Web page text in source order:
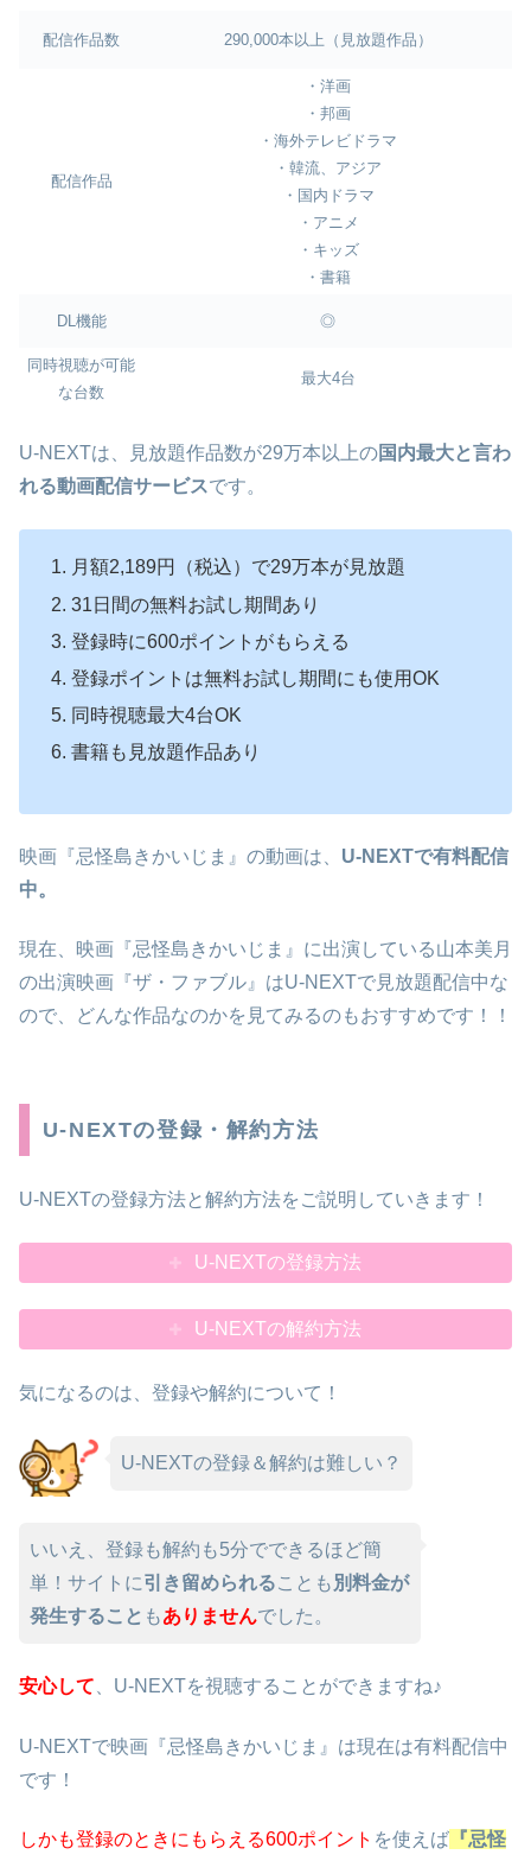
配信作品数 290,000本以上（見放題作品）
配信作品
・洋画
・邦画
・海外テレビドラマ
・韓流、アジア
・国内ドラマ
・アニメ
・キッズ
・書籍
DL機能 ◎
同時視聴が可能
な台数
最大4台
U-NEXTは、見放題作品数が29万本以上の国内最大と言わ
れる動画配信サービスです。
月額2,189円（税込）で29万本が見放題
31日間の無料お試し期間あり
登録時に600ポイントがもらえる
登録ポイントは無料お試し期間にも使用OK
同時視聴最大4台OK
書籍も見放題作品あり
映画『忌怪島きかいじま』の動画は、 U-NEXTで有料配信
中。
現在、映画『忌怪島きかいじま』に出演している山本美月
の出演映画『ザ・ファブル』はU-NEXTで見放題配信中な
ので、どんな作品なのかを見てみるのもおすすめです！！
U-NEXTの登録・解約方法
U-NEXTの登録方法と解約方法をご説明していきます！
U-NEXTの登録方法
U-NEXTの解約方法
気になるのは、登録や解約について！
U-NEXTの登録＆解約は難しい？
いいえ、登録も解約も5分でできるほど簡
単！サイトに引き留められることも 別料金が
発生すること もありませんでした。
安心して 、U-NEXTを視聴することができますね♪
U-NEXTで映画『忌怪島きかいじま』は現在は有料配信中
です！
しかも登録のときにもらえる600ポイント を使えば 『忌怪